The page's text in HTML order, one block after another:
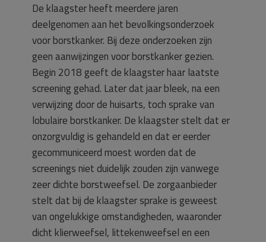
De klaagster heeft meerdere jaren
deelgenomen aan het bevolkingsonderzoek
voor borstkanker. Bij deze onderzoeken zijn
geen aanwijzingen voor borstkanker gezien.
Begin 2018 geeft de klaagster haar laatste
screening gehad. Later dat jaar bleek, na een
verwijzing door de huisarts, toch sprake van
lobulaire borstkanker. De klaagster stelt dat er
onzorgvuldig is gehandeld en dat er eerder
gecommuniceerd moest worden dat de
screenings niet duidelijk zouden zijn vanwege
zeer dichte borstweefsel. De zorgaanbieder
stelt dat bij de klaagster sprake is geweest
van ongelukkige omstandigheden, waaronder
dicht klierweefsel, littekenweefsel en een